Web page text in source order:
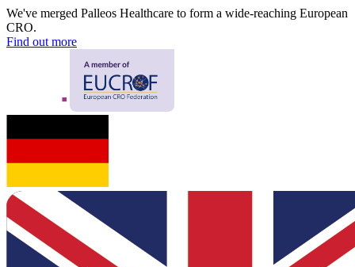
We've merged Palleos Healthcare to form a wide-reaching European
CRO.
Find out more